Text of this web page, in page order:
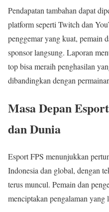
Pendapatan tambahan dapat
platform seperti Twitch dan
penggemar yang kuat, pemain
sponsor langsung. Laporan
top bisa meraih penghasilan
dibandingkan dengan
Masa Depan
dan Dunia
Esport FPS menunjukkan
Indonesia dan global, dengan
terus muncul. Pemain dan
menciptakan pengalaman